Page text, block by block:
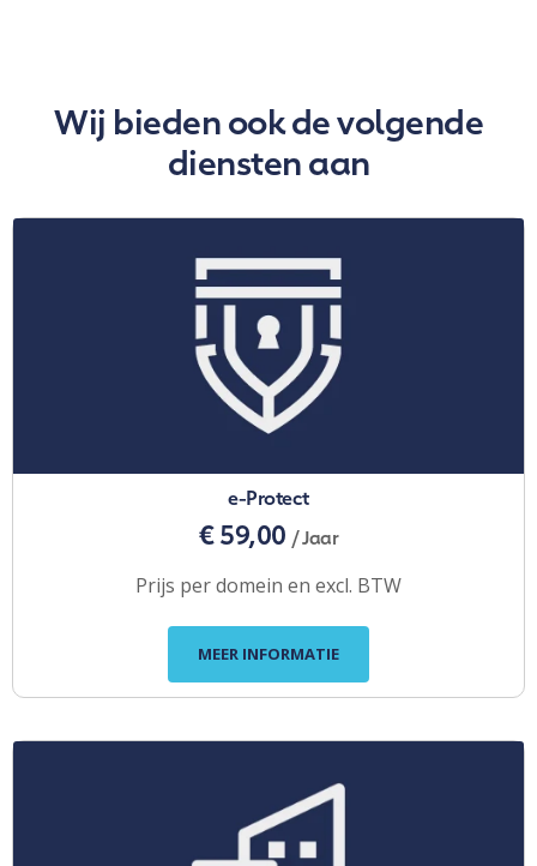
Wij bieden ook de volgende
diensten aan
e-Protect
€ 59,00 / Jaar
Prijs per domein en excl. BTW
MEER INFORMATIE